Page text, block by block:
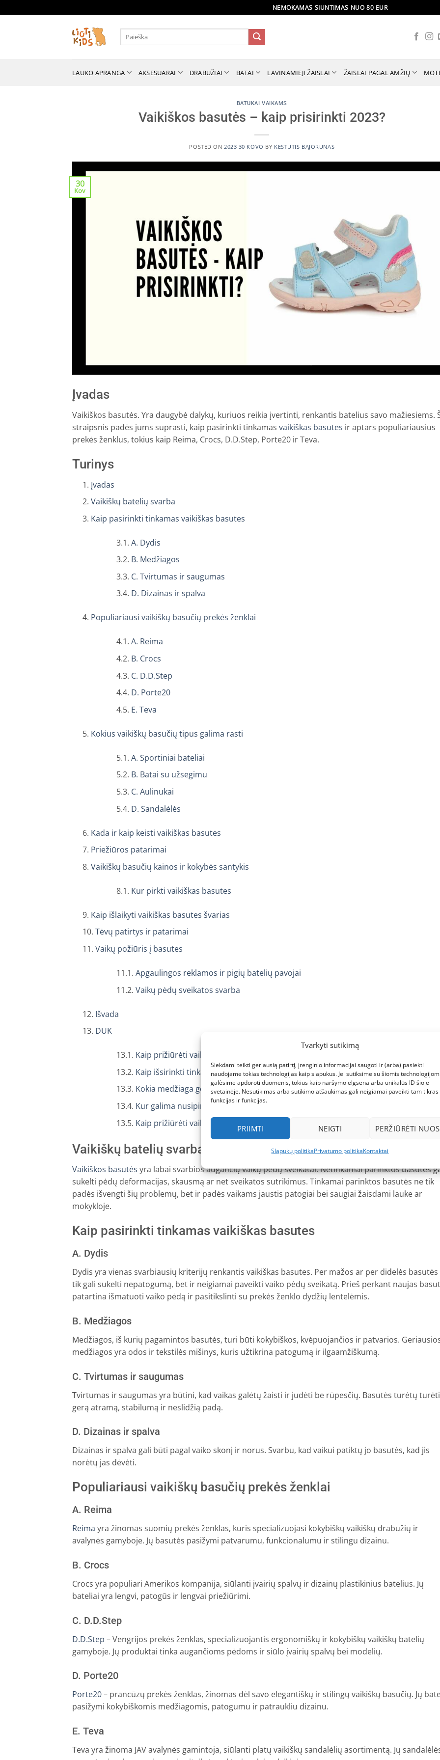
Tvarkyti sutikimą
Siekdami teikti geriausią patirtį, įrenginio informacijai saugoti ir (arba) pasiekti
naudojame tokias technologijas kaip slapukus. Jei sutiksime su šiomis
galėsime apdoroti duomenis, tokius kaip naršymo elgsena arba unikalūs ID šioje
svetainėje. Nesutikimas arba sutikimo atšaukimas gali neigiamai paveikti tam tikras
funkcijas ir funkcijas.
PRIIMTI NEIGTI PERŽIŪRĖTI
Slapukų politikaPrivatumo politikaKontaktai
to
NEMOKAMAS SIUNTIMAS NUO 80 EUR
Ieškoti:
LAUKO APRANGA AKSESUARAI DRABUŽIAI BATAI LAVINAMIEJI ŽAISLAI ŽAISLAI PAGAL AMŽIŲ
BATUKAI VAIKAMS
Vaikiškos basutės – kaip prisirinkti 2023?
POSTED ON 2023 30 KOVO BY KESTUTIS BAJORUNAS
30
Kov
Įvadas
Vaikiškos basutės. Yra daugybė dalykų, kuriuos reikia įvertinti, renkantis batelius savo mažiesiems.
straipsnis padės jums suprasti, kaip pasirinkti tinkamas vaikiškas basutes ir aptars populiariausius
prekės ženklus, tokius kaip Reima, Crocs, D.D.Step, Porte20 ir Teva.
Turinys
Įvadas
Vaikiškų batelių svarba
Kaip pasirinkti tinkamas vaikiškas basutes
A. Dydis
B. Medžiagos
C. Tvirtumas ir saugumas
D. Dizainas ir spalva
Populiariausi vaikiškų basučių prekės ženklai
A. Reima
B. Crocs
C. D.D.Step
D. Porte20
E. Teva
Kokius vaikiškų basučių tipus galima rasti
A. Sportiniai bateliai
B. Batai su užsegimu
C. Aulinukai
D. Sandalėlės
Kada ir kaip keisti vaikiškas basutes
Priežiūros patarimai
Vaikiškų basučių kainos ir kokybės santykis
Kur pirkti vaikiškas basutes
Kaip išlaikyti vaikiškas basutes švarias
Tėvų patirtys ir patarimai
Vaikų požiūris į basutes
Apgaulingos reklamos ir pigių batelių pavojai
Vaikų pėdų sveikatos svarba
Išvada
DUK
Kaip prižiūrėti vaikiškas basutes?Kiek dažnai reikia keisti vaikiškas basutes?
Kaip išsirinkti tinkamą dydį?
Kokia medžiaga geriausia vaikiškoms basutėms?
Kur galima nusipirkti kokybiškas vaikiškas basutes?
Kaip prižiūrėti vaikiškas basutes?
Vaikiškų batelių svarba
Vaikiškos basutės yra labai svarbios augančių vaikų pėdų sveikatai. Netinkamai parinktos basutės
sukelti pėdų deformacijas, skausmą ar net sveikatos sutrikimus. Tinkamai parinktos basutės ne tik
padės išvengti šių problemų, bet ir padės vaikams jaustis patogiai bei saugiai žaisdami lauke ar
mokykloje.
Kaip pasirinkti tinkamas vaikiškas basutes
A. Dydis
Dydis yra vienas svarbiausių kriterijų renkantis vaikiškas basutes. Per mažos ar per didelės basutės
tik gali sukelti nepatogumą, bet ir neigiamai paveikti vaiko pėdų sveikatą. Prieš perkant naujas
patartina išmatuoti vaiko pėdą ir pasitikslinti su prekės ženklo dydžių lentelėmis.
B. Medžiagos
Medžiagos, iš kurių pagamintos basutės, turi būti kokybiškos, kvėpuojančios ir patvarios.
medžiagos yra odos ir tekstilės mišinys, kuris užtikrina patogumą ir ilgaamžiškumą.
C. Tvirtumas ir saugumas
Tvirtumas ir saugumas yra būtini, kad vaikas galėtų žaisti ir judėti be rūpesčių. Basutės turėtų turėti
gerą atramą, stabilumą ir neslidžią padą.
D. Dizainas ir spalva
Dizainas ir spalva gali būti pagal vaiko skonį ir norus. Svarbu, kad vaikui patiktų jo basutės, kad jis
norėtų jas dėvėti.
Populiariausi vaikiškų basučių prekės ženklai
A. Reima
Reima yra žinomas suomių prekės ženklas, kuris specializuojasi kokybiškų vaikiškų drabužių ir
avalynės gamyboje. Jų basutės pasižymi patvarumu, funkcionalumu ir stilingu dizainu.
B. Crocs
Crocs yra populiari Amerikos kompanija, siūlanti įvairių spalvų ir dizainų plastikinius batelius. Jų
bateliai yra lengvi, patogūs ir lengvai priežiūrimi.
C. D.D.Step
D.D.Step – Vengrijos prekės ženklas, specializuojantis ergonomiškų ir kokybiškų vaikiškų batelių
gamyboje. Jų produktai tinka augančioms pėdoms ir siūlo įvairių spalvų bei modelių.
D. Porte20
Porte20– prancūzų prekės ženklas, žinomas dėl savo elegantiškų ir stilingų vaikiškų basučių. Jų
pasižymi kokybiškomis medžiagomis, patogumu ir patraukliu dizainu.
E. Teva
Teva yra žinoma JAV avalynės gamintoja, siūlanti platų vaikiškų sandalėlių asortimentą. Jų